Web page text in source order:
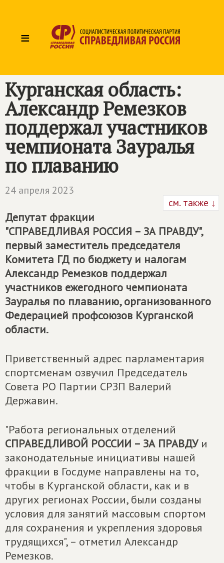
≡
Курганская область:
Александр Ремезков
поддержал участников
чемпионата Зауралья
по плаванию
24 апреля 2023
см. также ↓
Депутат фракции
"СПРАВЕДЛИВАЯ РОССИЯ – ЗА ПРАВДУ",
первый заместитель председателя
Комитета ГД по бюджету и налогам
Александр Ремезков поддержал
участников ежегодного чемпионата
Зауралья по плаванию, организованного
Федерацией профсоюзов Курганской
области.
Приветственный адрес парламентария
спортсменам озвучил Председатель
Совета РО Партии СРЗП Валерий
Державин.
"Работа региональных отделений
СПРАВЕДЛИВОЙ РОССИИ – ЗА ПРАВДУи
законодательные инициативы нашей
фракции в Госдуме направлены на то,
чтобы в Курганской области, как и в
других регионах России, были созданы
условия для занятий массовым спортом
для сохранения и укрепления здоровья
трудящихся", – отметил Александр
Ремезков.